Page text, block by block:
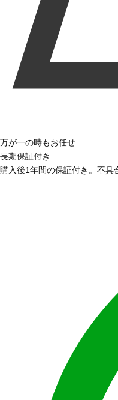
万が一の時もお任せ
長期保証付き
購入後1年間の保証付き。不